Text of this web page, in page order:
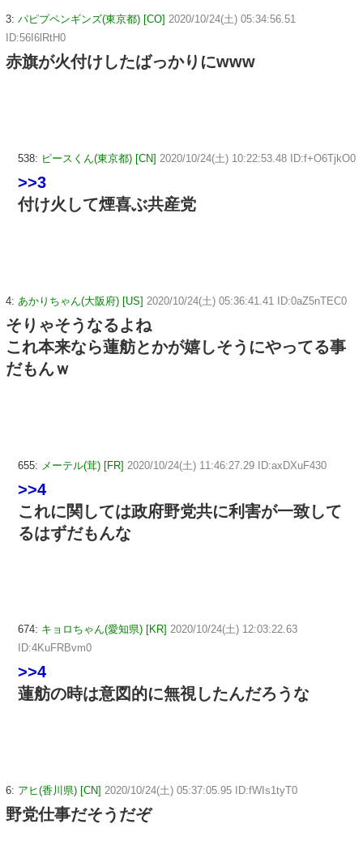
3: パピプペンギンズ(東京都) [CO] 2020/10/24(土) 05:34:56.51
ID:56I6lRtH0
赤旗が火付けしたばっかりにwww
538: ピースくん(東京都) [CN] 2020/10/24(土) 10:22:53.48 ID:f+O6TjkO0
>>3
付け火して煙喜ぶ共産党
4: あかりちゃん(大阪府) [US] 2020/10/24(土) 05:36:41.41 ID:0aZ5nTEC0
そりゃそうなるよね
これ本来なら蓮舫とかが嬉しそうにやってる事
だもんｗ
655: メーテル(茸) [FR] 2020/10/24(土) 11:46:27.29 ID:axDXuF430
>>4
これに関しては政府野党共に利害が一致して
るはずだもんな
674: キョロちゃん(愛知県) [KR] 2020/10/24(土) 12:03:22.63
ID:4KuFRBvm0
>>4
蓮舫の時は意図的に無視したんだろうな
6: アヒ(香川県) [CN] 2020/10/24(土) 05:37:05.95 ID:fWIs1tyT0
野党仕事だそうだぞ